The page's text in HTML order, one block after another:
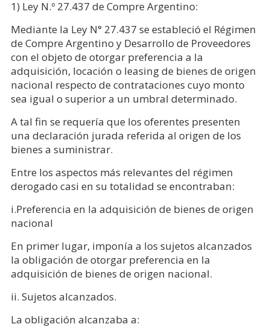
1) Ley N.º 27.437 de Compre Argentino:
Mediante la Ley N° 27.437 se estableció el Régimen
de Compre Argentino y Desarrollo de Proveedores
con el objeto de otorgar preferencia a la
adquisición, locación o leasing de bienes de origen
nacional respecto de contrataciones cuyo monto
sea igual o superior a un umbral determinado.
A tal fin se requería que los oferentes presenten
una declaración jurada referida al origen de los
bienes a suministrar.
Entre los aspectos más relevantes del régimen
derogado casi en su totalidad se encontraban:
i.Preferencia en la adquisición de bienes de origen
nacional
En primer lugar, imponía a los sujetos alcanzados
la obligación de otorgar preferencia en la
adquisición de bienes de origen nacional.
ii. Sujetos alcanzados.
La obligación alcanzaba a: